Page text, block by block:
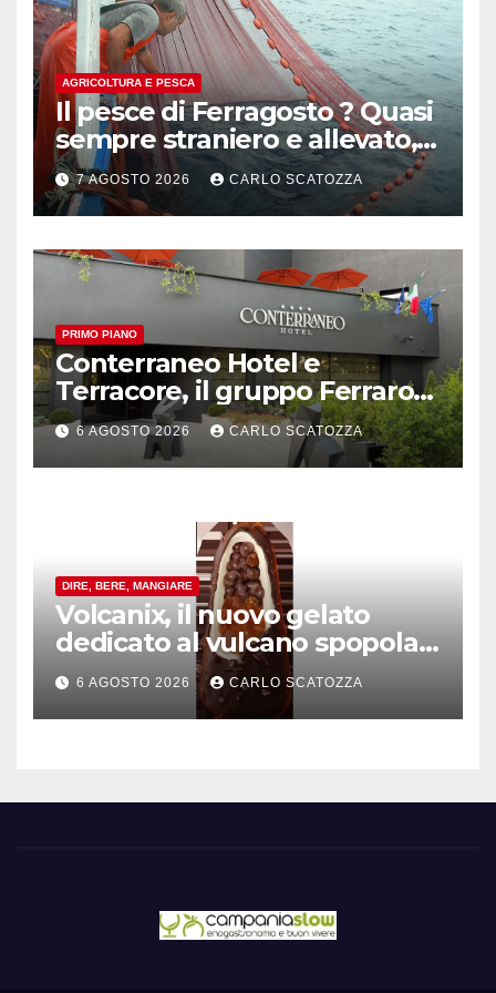
AGRICOLTURA E PESCA
Il pesce di Ferragosto ? Quasi
sempre straniero e allevato,
in sofferenza
7 AGOSTO 2026 CARLO SCATOZZA
PRIMO PIANO
Conterraneo Hotel e
Terracore, il gruppo Ferraro
amplia l’ ospitalità e il gusto
alle porte di Caserta
6 AGOSTO 2026 CARLO SCATOZZA
DIRE, BERE, MANGIARE
Volcanix, il nuovo gelato
dedicato al vulcano spopola,
è nato a Caivano
6 AGOSTO 2026 CARLO SCATOZZA